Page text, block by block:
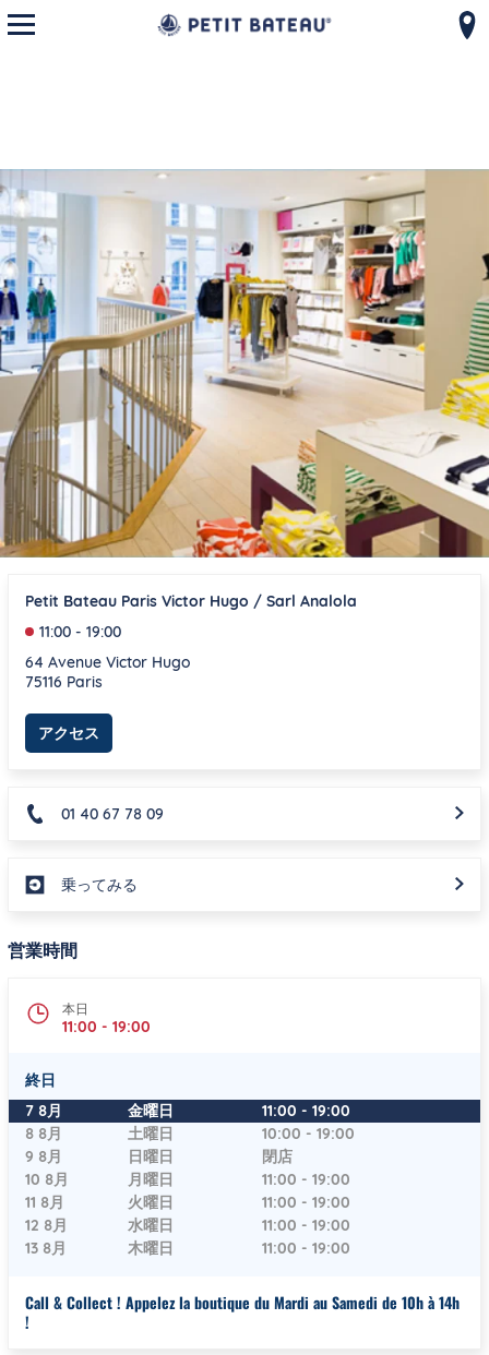
モバイルメニューを開く
Petit Bateau Paris Victor Hugo / Sarl Analola
11:00 - 19:00
64 Avenue Victor Hugo
75116 Paris
アクセス
01 40 67 78 09
乗ってみる
営業時間
本日
11:00 - 19:00
終日
曜日 時間
7 8月 金曜日 11:00 - 19:00
8 8月
土曜日 10:00 - 19:00
9 8月
日曜日
閉店
10 8月
月曜日 11:00 - 19:00
11 8月
火曜日 11:00 - 19:00
12 8月
水曜日 11:00 - 19:00
13 8月
木曜日 11:00 - 19:00
Call & Collect ! Appelez la boutique du Mardi au Samedi de 10h à 14h
!